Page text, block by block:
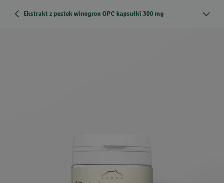
Ekstrakt z pestek winogron OPC kapsułki 300 mg